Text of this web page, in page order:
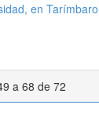
en Tarímbaro
a 68 de 72